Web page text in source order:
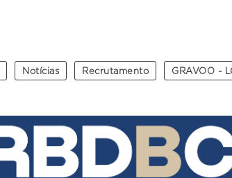
Notícias Recrutamento GRAVOO -